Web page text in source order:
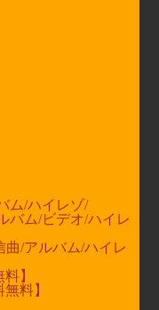
ム/ハイレゾ/
バム/ビデオ/ハイレ
曲/アルバム/ハイレ
】
料】